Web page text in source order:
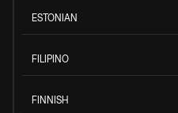
ESTONIAN
FILIPINO
FINNISH